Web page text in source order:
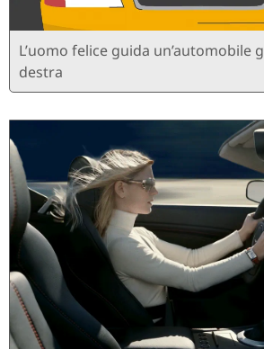
L’uomo felice guida un’automobile
destra